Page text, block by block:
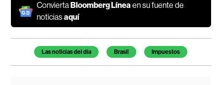
ConviertaBloomberg Líneaen su fuente de
noticiasaquí
Temas de este artículo
Las noticias del día Brasil Impuestos